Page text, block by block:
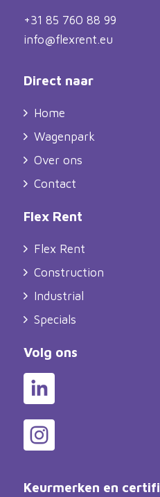
+31 85 760 88 99
info@flexrent.eu
Direct naar
Home
Wagenpark
Over ons
Contact
Flex Rent
Flex Rent
Construction
Industrial
Specials
Volg ons
Keurmerken en